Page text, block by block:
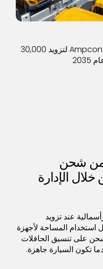
اختار الطالب الأول Ampcontrol لتزويد 30,000
من شحن
خلال الإدارة
عند تزويد
استخدام المساحة لأجهزة
على تنسيق الحافلات
تكون السيارة جاهزة.